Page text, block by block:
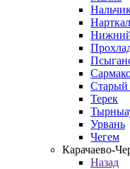
Старый
Терек
Урвань
Чегем
Карачаево-
Назад